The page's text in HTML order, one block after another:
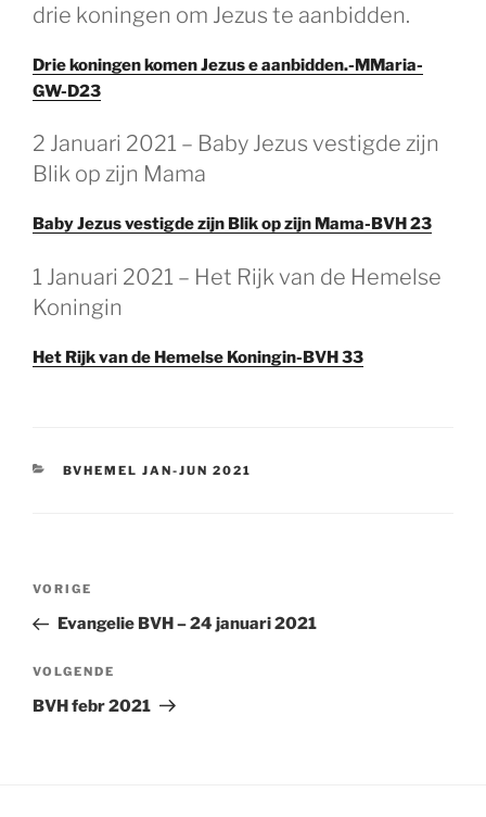
drie koningen om Jezus te aanbidden.
Drie koningen komen Jezus e aanbidden.-MMaria-
GW-D23
2 Januari 2021 – Baby Jezus vestigde zijn
Blik op zijn Mama
Baby Jezus vestigde zijn Blik op zijn Mama-BVH 23
1 Januari 2021 – Het Rijk van de Hemelse
Koningin
Het Rijk van de Hemelse Koningin-BVH 33
CATEGORIEËN
BVHEMEL JAN-JUN 2021
Berichtnavigatie
Vorig
bericht
VORIGE
Evangelie BVH – 24 januari 2021
Volgend
bericht
VOLGENDE
BVH febr 2021